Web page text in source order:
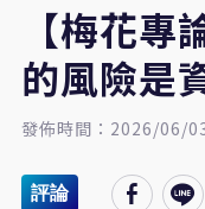
【梅花
的風險是
發佈時間：2026/06/
評論